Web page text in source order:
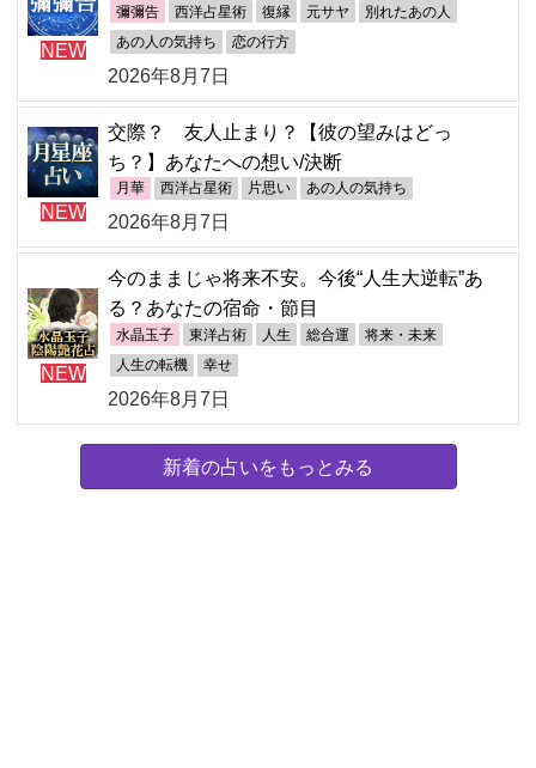
NEW
彌彌告 西洋占星術 復縁 元サヤ 別れたあの人
あの人の気持ち 恋の行方
2026年8月7日
NEW
交際？ 友人止まり？【彼の望みはどっ
ち？】あなたへの想い/決断
月華 西洋占星術 片思い あの人の気持ち
2026年8月7日
NEW
今のままじゃ将来不安。今後“人生大逆転”あ
る？あなたの宿命・節目
水晶玉子 東洋占術 人生 総合運 将来・未来
人生の転機 幸せ
2026年8月7日
新着の占いをもっとみる